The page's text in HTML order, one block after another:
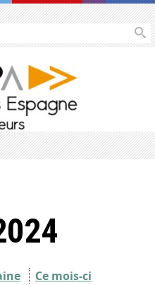
Ce mois-ci